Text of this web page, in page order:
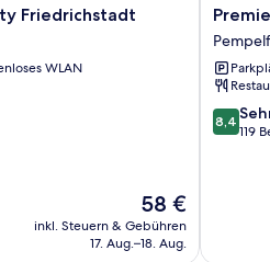
Friedrichstadt
WLAN
Der
Preis
beträgt
58 €
inkl. Steuern & Gebühren
17. Aug.–18. Aug.
Premier
Inn
City
Centre
8.4
von
8,4
119